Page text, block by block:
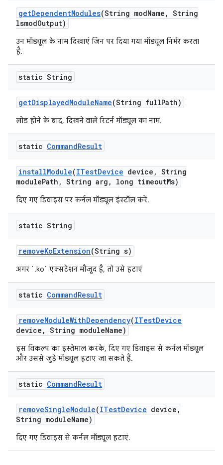
getDependentModules(String modName , String
lsmodOutput)
उन मॉड्यूल के नाम दिखाएं जिन पर दिया गया मॉड्यूल निर्भर करता
है.
static String
getDisplayedModuleName(String fullPath)
लोड होने के बाद, दिखने वाले रिटर्न मॉड्यूल का नाम.
static CommandResult
installModule(ITestDevice device , String
modulePath , String arg , long timeoutMs)
दिए गए डिवाइस पर कर्नल मॉड्यूल इंस्टॉल करें.
static String
removeKoExtension(String s)
अगर `.ko` एक्सटेंशन मौजूद है, तो उसे हटाएं
static CommandResult
removeModuleWithDependency(ITestDevice
device , String moduleName)
इस विकल्प का इस्तेमाल करके, दिए गए डिवाइस से कर्नल मॉड्यूल
और उससे जुड़े मॉड्यूल हटाए जा सकते हैं.
static CommandResult
removeSingleModule(ITestDevice device ,
String moduleName)
दिए गए डिवाइस से कर्नल मॉड्यूल हटाएं.